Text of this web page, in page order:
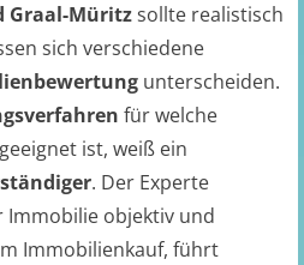
Graal-Müritzsollte realistisch
sich verschiedene
unterscheiden.
für welche
ist, weiß ein
. Der Experte
objektiv und
Immobilienkauf, führt